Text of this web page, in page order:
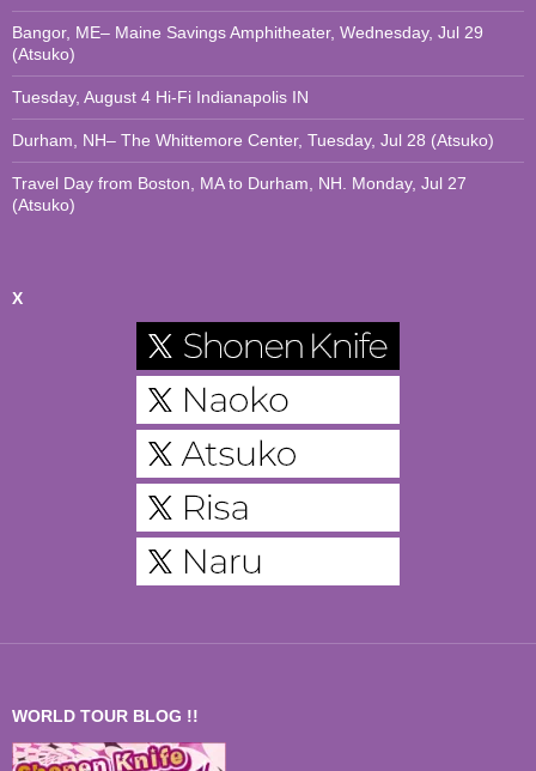
Bangor, ME– Maine Savings Amphitheater, Wednesday, Jul 29
(Atsuko)
Tuesday, August 4 Hi-Fi Indianapolis IN
Durham, NH– The Whittemore Center, Tuesday, Jul 28 (Atsuko)
Travel Day from Boston, MA to Durham, NH. Monday, Jul 27
(Atsuko)
X
WORLD TOUR BLOG !!